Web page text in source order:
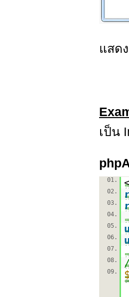
แสด
เป็น
01.
02.
03.
04.
05.
06.
07.
08.
09.